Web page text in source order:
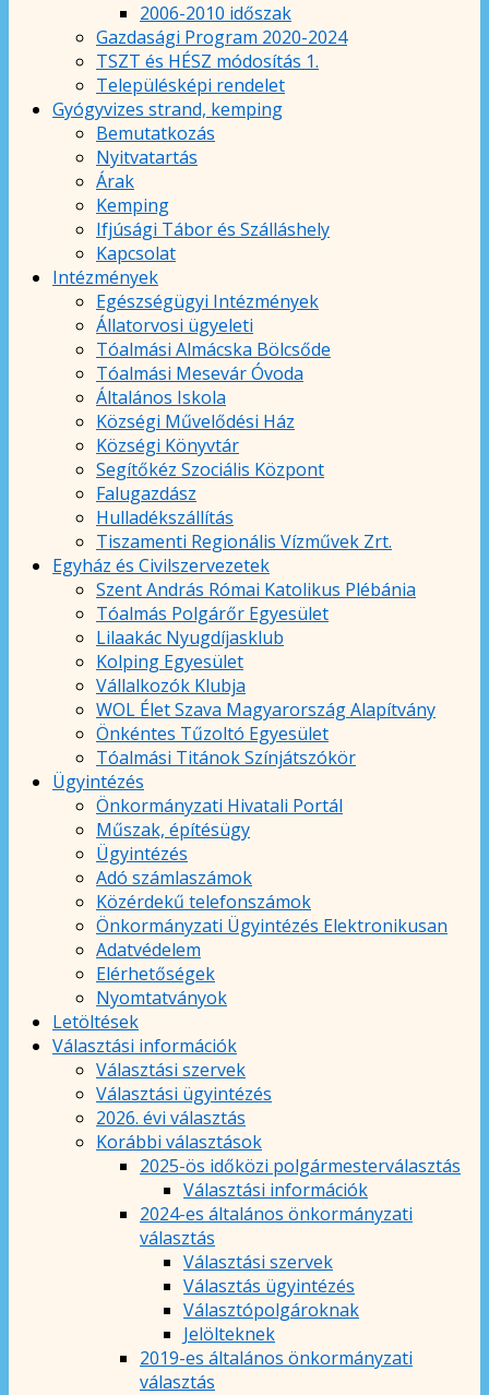
2006-2010 időszak
Gazdasági Program 2020-2024
TSZT és HÉSZ módosítás 1.
Településképi rendelet
Gyógyvizes strand, kemping
Bemutatkozás
Nyitvatartás
Árak
Kemping
Ifjúsági Tábor és Szálláshely
Kapcsolat
Intézmények
Egészségügyi Intézmények
Állatorvosi ügyeleti
Tóalmási Almácska Bölcsőde
Tóalmási Mesevár Óvoda
Általános Iskola
Községi Művelődési Ház
Községi Könyvtár
Segítőkéz Szociális Központ
Falugazdász
Hulladékszállítás
Tiszamenti Regionális Vízművek Zrt.
Egyház és Civilszervezetek
Szent András Római Katolikus Plébánia
Tóalmás Polgárőr Egyesület
Lilaakác Nyugdíjasklub
Kolping Egyesület
Vállalkozók Klubja
WOL Élet Szava Magyarország Alapítvány
Önkéntes Tűzoltó Egyesület
Tóalmási Titánok Színjátszókör
Ügyintézés
Önkormányzati Hivatali Portál
Műszak, építésügy
Ügyintézés
Adó számlaszámok
Közérdekű telefonszámok
Önkormányzati Ügyintézés Elektronikusan
Adatvédelem
Elérhetőségek
Nyomtatványok
Letöltések
Választási információk
Választási szervek
Választási ügyintézés
2026. évi választás
Korábbi választások
2025-ös időközi polgármesterválasztás
Választási információk
2024-es általános önkormányzati
választás
Választási szervek
Választás ügyintézés
Választópolgároknak
Jelölteknek
2019-es általános önkormányzati
választás